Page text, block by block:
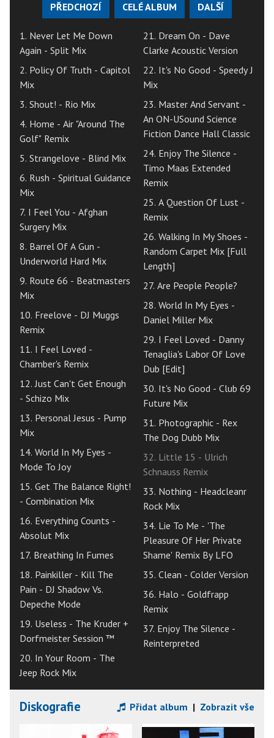
PŘEDCHOZÍ CELÉ ALBUM DALŠÍ
1. Never Let Me Down
Again - Split Mix
2. Policy Of Truth - Capitol
Mix
3. Shout! - Rio Mix
4. Home - Air "Around The
Golf" Remix
5. Strangelove - Blind Mix
6. Rush - Spiritual Guidance
Mix
7. I Feel You - Afghan
Surgery Mix
8. Barrel Of A Gun -
Underworld Hard Mix
9. Route 66 - Beatmasters
Mix
10. Freelove - DJ Muggs
Remix
11. I Feel Loved -
Chamber's Remix
12. Just Can't Get Enough
- Schizo Mix
13. Personal Jesus - Pump
Mix
14. World In My Eyes -
Mode To Joy
15. Get The Balance Right!
- Combination Mix
16. Everything Counts -
Absolut Mix
17. Breathing In Fumes
18. Painkiller - Kill The
Pain - DJ Shadow Vs.
Depeche Mode
19. Useless - The Kruder +
Dorfmeister Session ™
20. In Your Room - The
Jeep Rock Mix
21. Dream On - Dave
Clarke Acoustic Version
22. It's No Good - Speedy J
Mix
23. Master And Servant -
An ON-USound Science
Fiction Dance Hall Classic
24. Enjoy The Silence -
Timo Maas Extended
Remix
25. A Question Of Lust -
Remix
26. Walking In My Shoes -
Random Carpet Mix [Full
Length]
27. Are People People?
28. World In My Eyes -
Daniel Miller Mix
29. I Feel Loved - Danny
Tenaglia's Labor Of Love
Dub [Edit]
30. It's No Good - Club 69
Future Mix
31. Photographic - Rex
The Dog Dubb Mix
32. Little 15 - Ulrich
Schnauss Remix
33. Nothing - Headcleanr
Rock Mix
34. Lie To Me - 'The
Pleasure Of Her Private
Shame' Remix By LFO
35. Clean - Colder Version
36. Halo - Goldfrapp
Remix
37. Enjoy The Silence -
Reinterpreted
Diskografie Přidat album | Zobrazit vše